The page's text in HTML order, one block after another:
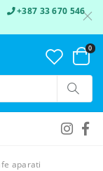
+387 33 670 546
0
aparati